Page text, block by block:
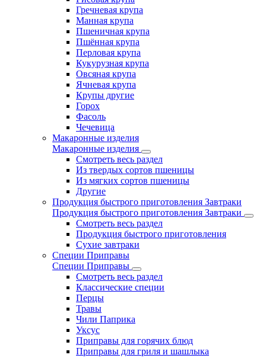
Гречневая крупа
Манная крупа
Пшеничная крупа
Пшённая крупа
Перловая крупа
Кукурузная крупа
Овсяная крупа
Ячневая крупа
Крупы другие
Горох
Фасоль
Чечевица
Макаронные изделия
Макаронные изделия
Смотреть весь раздел
Из твердых сортов пшеницы
Из мягких сортов пшеницы
Другие
Продукция быстрого приготовления Завтраки
Продукция быстрого приготовления Завтраки
Смотреть весь раздел
Продукция быстрого приготовления
Сухие завтраки
Специи Приправы
Специи Приправы
Смотреть весь раздел
Классические специи
Перцы
Травы
Чили Паприка
Уксус
Приправы для горячих блюд
Приправы для гриля и шашлыка